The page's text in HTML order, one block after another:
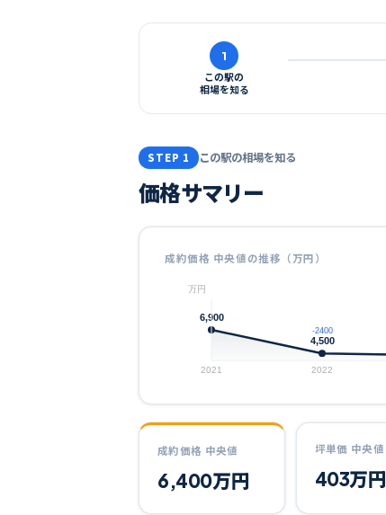
1
この駅の
相場を知る
STEP 1 この駅の相場を知る
価格サマリー
成約価格 中央値の推移（万円）
万円
6,900
2021
4,500
-2400
2022
成約価格 中央値
6,400万円
坪単価 中央値
403万円